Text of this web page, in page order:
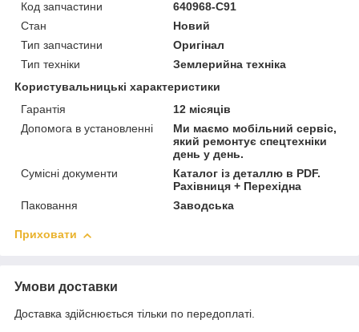
Код запчастини
640968-C91
Стан
Новий
Тип запчастини
Оригінал
Тип техніки
Землерийна техніка
Користувальницькі характеристики
Гарантія
12 місяців
Допомога в установленні
Ми маємо мобільний сервіс,
який ремонтує спецтехніки
день у день.
Сумісні документи
Каталог із деталлю в PDF.
Рахівниця + Перехідна
Паковання
Заводська
Приховати
Умови доставки
Доставка здійснюється тільки по передоплаті.